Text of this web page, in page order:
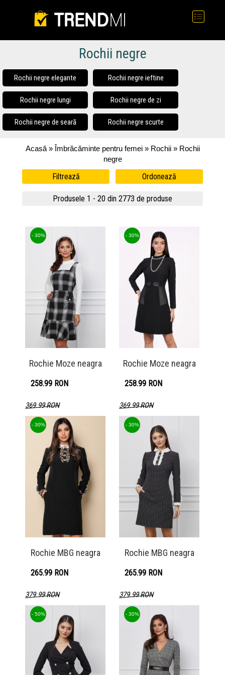
Rochii negre
Rochii negre elegante Rochii negre ieftine
Rochii negre lungi Rochii negre de zi
Rochii negre de seară Rochii negre scurte
Acasă» Îmbrăcăminte pentru femei» Rochii» Rochii
negre
Filtrează Ordonează
Produsele 1 - 20 din 2773 de produse
Rochie Moze neagra
- 30%
258.99 RON
369.99 RON
Detaliu produs
Rochie Moze neagra
- 30%
258.99 RON
369.99 RON
Detaliu produs
Rochie MBG neagra
- 30%
265.99 RON
379.99 RON
Detaliu produs
Rochie MBG neagra
- 30%
265.99 RON
379.99 RON
Detaliu produs
- 50% - 30%